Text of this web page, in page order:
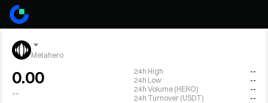
Metahero
0.00
--
24h High
--
24h Low
--
24h Volume (HERO)
--
24h Turnover (USDT)
--